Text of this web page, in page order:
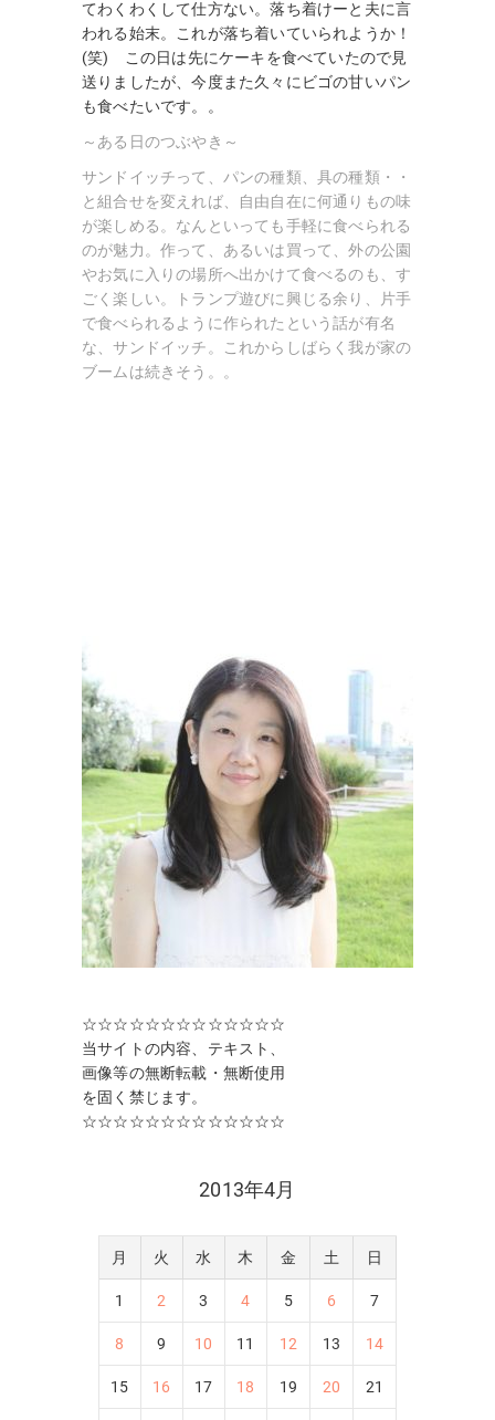
てわくわくして仕方ない。落ち着けーと夫に言
われる始末。これが落ち着いていられようか！
(笑) この日は先にケーキを食べていたので見
送りましたが、今度また久々にビゴの甘いパン
も食べたいです。。
～ある日のつぶやき～
サンドイッチって、パンの種類、具の種類・・
と組合せを変えれば、自由自在に何通りもの味
が楽しめる。なんといっても手軽に食べられる
のが魅力。作って、あるいは買って、外の公園
やお気に入りの場所へ出かけて食べるのも、す
ごく楽しい。トランプ遊びに興じる余り、片手
で食べられるように作られたという話が有名
な、サンドイッチ。これからしばらく我が家の
ブームは続きそう。。
☆☆☆☆☆☆☆☆☆☆☆☆☆
当サイトの内容、テキスト、
画像等の無断転載・無断使用
を固く禁じます。
☆☆☆☆☆☆☆☆☆☆☆☆☆
2013年4月
月 火 水 木 金 土 日
1 2 3 4 5 6 7
8 9 10 11 12 13 14
15 16 17 18 19 20 21